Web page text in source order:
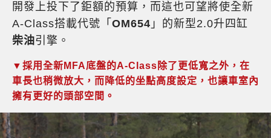
開發上投下了鉅額的預算，而這也可望將使全新
A-Class搭載代號「 OM654 」的新型2.0升四缸
柴油引擎。
▼採用全新MFA底盤的A-Class除了更低寬之外，在
車長也稍微放大，而降低的坐點高度設定，也讓車室內
擁有更好的頭部空間。